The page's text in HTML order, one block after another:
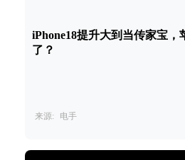
iPhone18提升大到当传家宝，
了？
来源: 电手